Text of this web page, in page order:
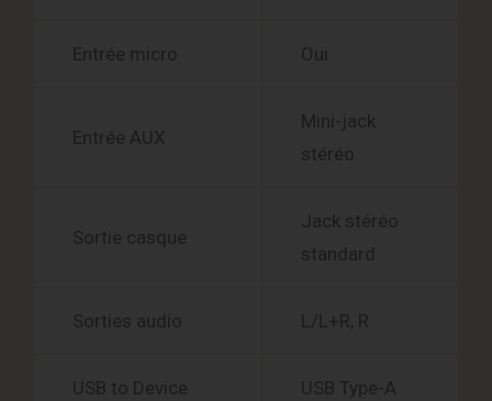
Entrée micro Oui
Entrée AUX
Mini-jack
stéréo
Sortie casque
Jack stéréo
standard
Sorties audio L/L+R, R
USB to Device USB Type-A